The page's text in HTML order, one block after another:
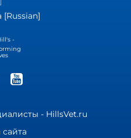
[Russian]
- HillsVet.ru
сайта